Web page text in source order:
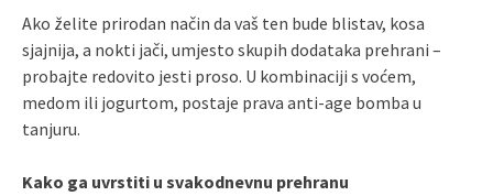
Ako želite prirodan način da vaš ten bude blistav, kosa
sjajnija, a nokti jači, umjesto skupih dodataka prehrani –
probajte redovito jesti proso. U kombinaciji s voćem,
medom ili jogurtom, postaje prava anti-age bomba u
tanjuru.
Kako ga uvrstiti u svakodnevnu prehranu